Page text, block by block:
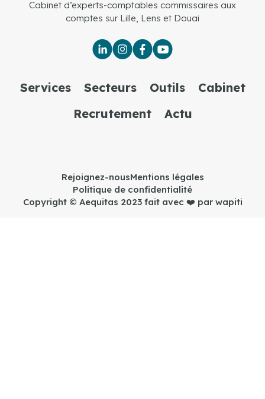
Cabinet d’experts-comptables commissaires aux
comptes sur Lille, Lens et Douai
Services Secteurs Outils
Cabinet
Recrutement
Actu
Copyright © Aequitas 2023 fait avec ❤️ par wapiti
Rejoignez-nousMentions légales
Politique de confidentialité